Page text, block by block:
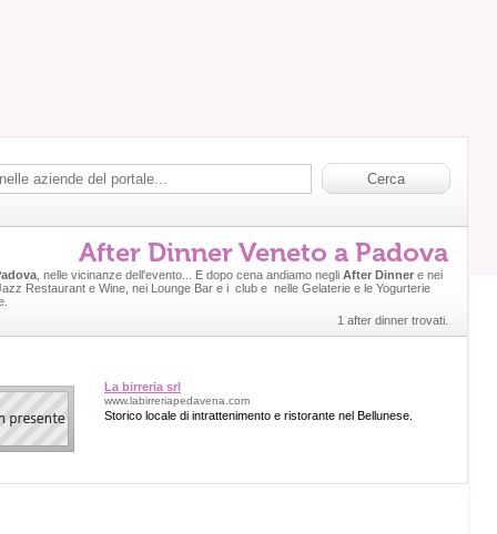
After Dinner Veneto a Padova
, nelle vicinanze dell'evento... E dopo cena andiamo negli After Dinner e nei
Restaurant e Wine, nei Lounge Bar e i club e nelle Gelaterie e le Yogurterie
1 after dinner trovati.
La birreria srl
www.labirreriapedavena.com
Storico locale di intrattenimento e ristorante nel Bellunese.